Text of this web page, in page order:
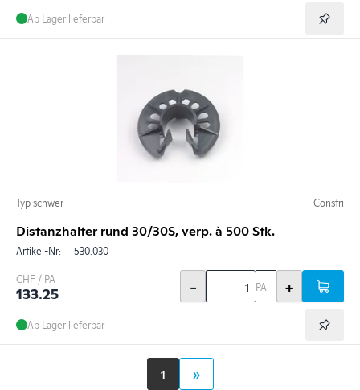
Ab Lager lieferbar
Typ schwer Constri
Distanzhalter rund 30/30S, verp. à 500 Stk.
Artikel-Nr: 530.030
CHF / PA
133.25 - PA +
Ab Lager lieferbar
1 »